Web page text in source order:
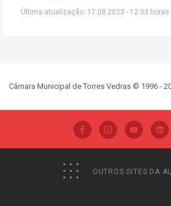
Última atualização: 17.08.2023 - 12:33 horas
Câmara Municipal de Torres Vedras © 1996 -
OUTROS SITES DA